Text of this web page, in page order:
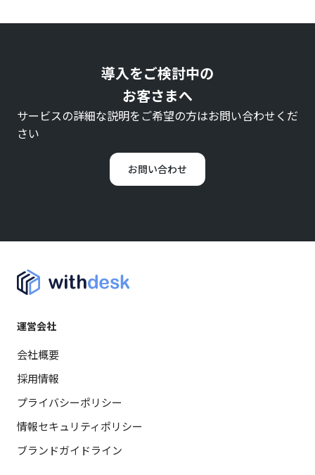
導入をご検討中の
お客さまへ
サービスの詳細な説明をご希望の方はお問い合わせくだ
さい
お問い合わせ
運営会社
会社概要
採用情報
プライバシーポリシー
情報セキュリティポリシー
ブランドガイドライン